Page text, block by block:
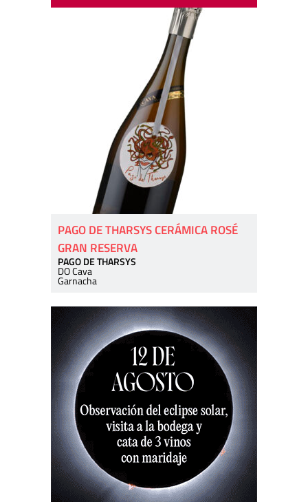
PAGO DE THARSYS CERÁMICA ROSÉ
GRAN RESERVA
PAGO DE THARSYS
DO Cava
Garnacha